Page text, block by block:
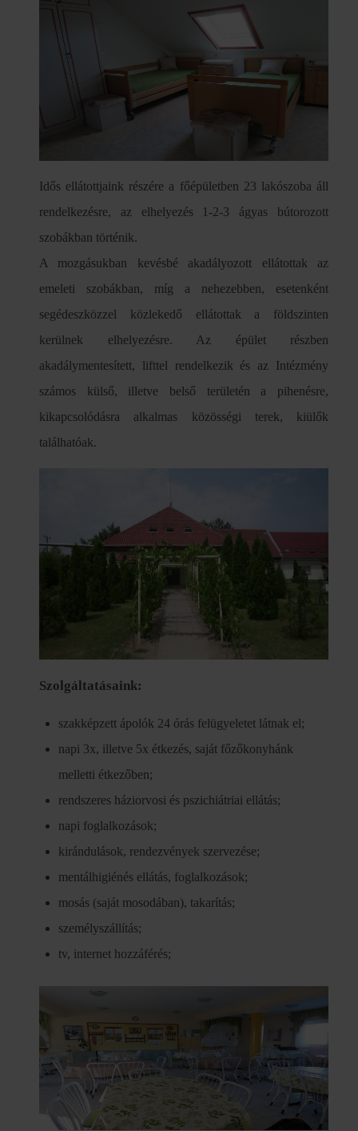
Idős ellátottjaink részére a főépületben 23 lakószoba áll
rendelkezésre, az elhelyezés 1-2-3 ágyas bútorozott
szobákban történik.
A mozgásukban kevésbé akadályozott ellátottak az
emeleti szobákban, míg a nehezebben, esetenként
segédeszközzel közlekedő ellátottak a földszinten
kerülnek elhelyezésre. Az épület részben
akadálymentesített, lifttel rendelkezik és az Intézmény
számos külső, illetve belső területén a pihenésre,
kikapcsolódásra alkalmas közösségi terek, kiülők
találhatóak.
Szolgáltatásaink:
szakképzett ápolók 24 órás felügyeletet látnak el;
napi 3x, illetve 5x étkezés, saját főzőkonyhánk
melletti étkezőben;
rendszeres háziorvosi és pszichiátriai ellátás;
napi foglalkozások;
kirándulások, rendezvények szervezése;
mentálhigiénés ellátás, foglalkozások;
mosás (saját mosodában), takarítás;
személyszállítás;
tv, internet hozzáférés;